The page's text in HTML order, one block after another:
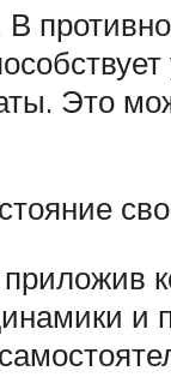
Это
и